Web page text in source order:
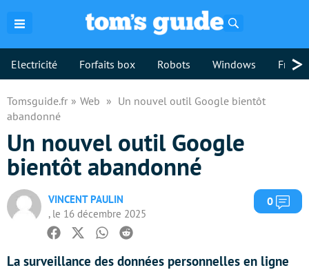
Electricité Forfaits box Robots Windows >
Tomsguide.fr Web
Un nouvel outil Google bientôt
abandonné
Un nouvel outil Google
bientôt abandonné
VINCENT PAULIN
, le 16 décembre 2025
0
Facebook
TwitterWhatsapp
Reddit
La surveillance des données personnelles en ligne